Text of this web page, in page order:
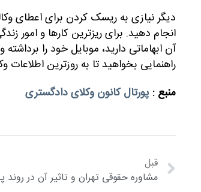
دیگر نیازی به ریسک کردن برای اعطای
انجام دهید. برای ریزترین کارها و امور
آن ابهاماتی دارید، موبایل خود را
راهنمایی بخواهید تا به روزترین
منبع : پورتال کانون وکلای دادگستری
قبل
مشاوره حقوقی تهران و تاثیر آن در روند